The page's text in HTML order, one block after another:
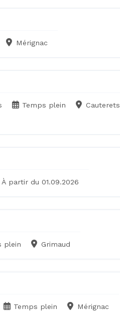
Mérignac
Temps plein
Cauterets
À partir du 01.09.2026
plein Grimaud
Temps plein Mérignac